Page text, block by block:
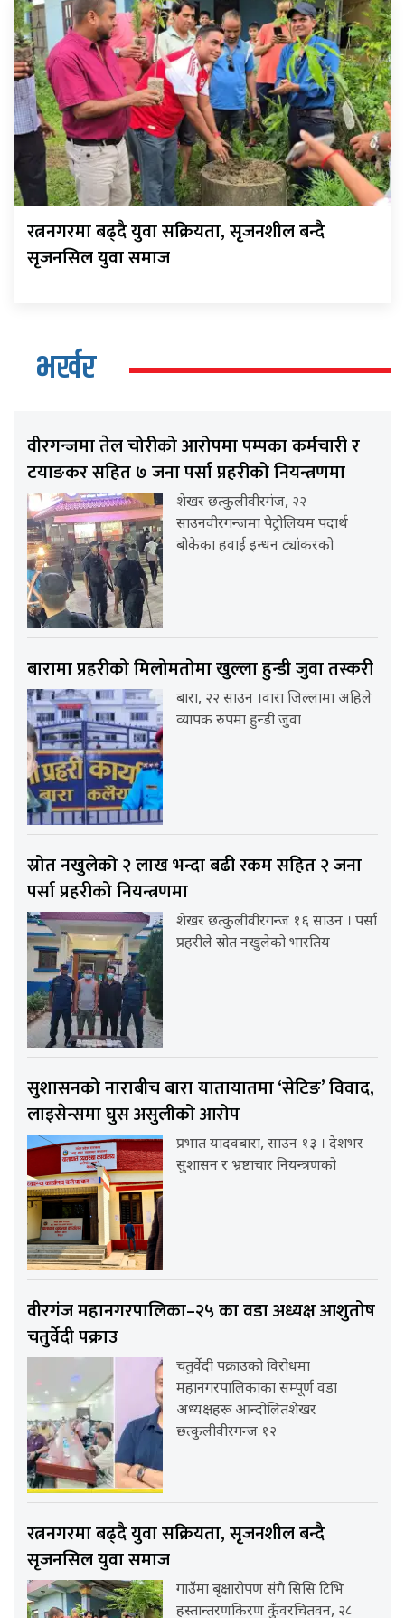
रत्ननगरमा बढ्दै युवा सक्रियता, सृजनशील बन्दै
सृजनसिल युवा समाज
भर्खर
वीरगन्जमा तेल चोरीको आरोपमा पम्पका कर्मचारी र
टयाङकर सहित ७ जना पर्सा प्रहरीको नियन्त्रणमा
शेखर छत्कुलीवीरगंज, २२
साउनवीरगन्जमा पेट्रोलियम पदार्थ
बोकेका हवाई इन्धन ट्यांकरको
बारामा प्रहरीको मिलोमतोमा खुल्ला हुन्डी जुवा तस्करी
बारा, २२ साउन ।वारा जिल्लामा अहिले
व्यापक रुपमा हुन्डी जुवा
स्रोत नखुलेको २ लाख भन्दा बढी रकम सहित २ जना
पर्सा प्रहरीको नियन्त्रणमा
शेखर छत्कुलीवीरगन्ज १६ साउन । पर्सा
प्रहरीले स्रोत नखुलेको भारतिय
सुशासनको नाराबीच बारा यातायातमा ‘सेटिङ’ विवाद,
लाइसेन्समा घुस असुलीको आरोप
प्रभात यादवबारा, साउन १३ । देशभर
सुशासन र भ्रष्टाचार नियन्त्रणको
वीरगंज महानगरपालिका–२५ का वडा अध्यक्ष आशुतोष
चतुर्वेदी पक्राउ
चतुर्वेदी पक्राउको विरोधमा
महानगरपालिकाका सम्पूर्ण वडा
अध्यक्षहरू आन्दोलितशेखर
छत्कुलीवीरगन्ज १२
रत्ननगरमा बढ्दै युवा सक्रियता, सृजनशील बन्दै
सृजनसिल युवा समाज
गाउँमा बृक्षारोपण संगै सिसि टिभि
हस्तान्तरणकिरण कुँवरचितवन, २८